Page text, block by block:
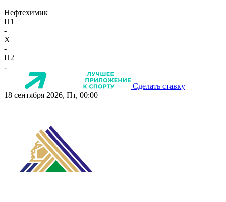
Нефтехимик
П1
-
X
-
П2
-
Сделать ставку
18 сентября 2026, Пт, 00:00